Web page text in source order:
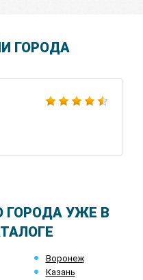
ГОРОДА
ГОРОДА УЖЕ В
Воронеж
Казань